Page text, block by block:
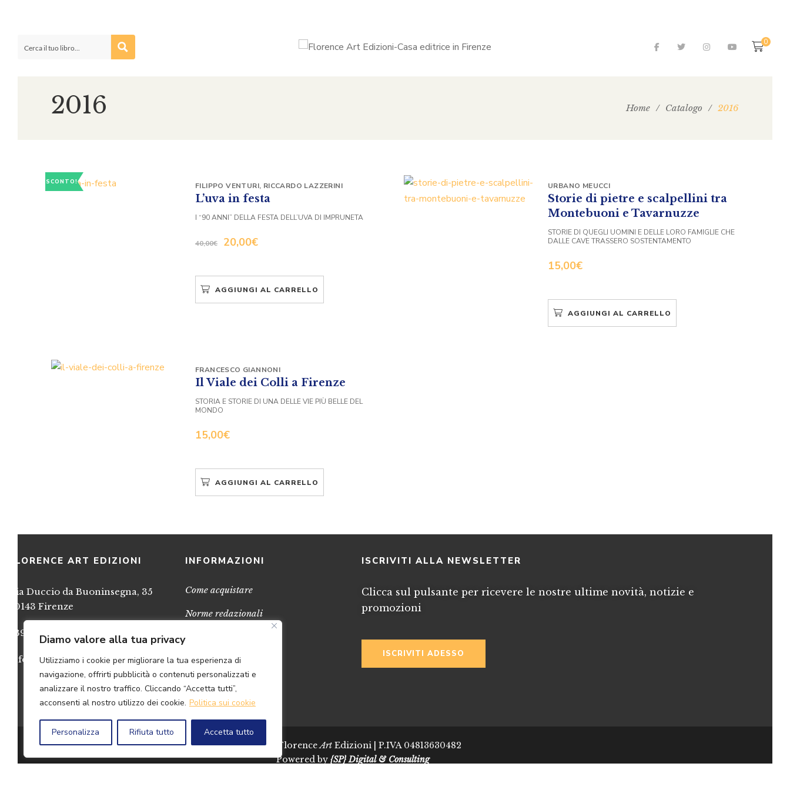
Diamo valore alla tua privacy
Utilizziamo i cookie per migliorare la tua esperienza di
navigazione, offrirti pubblicità o contenuti personalizzati e
analizzare il nostro traffico. Cliccando “Accetta tutti”,
acconsenti al nostro utilizzo dei cookie. Politica sui cookie
Personalizza Rifiuta tutto Accetta tutto
0
2016 Home / Catalogo / 2016
SCONTO!
L’uva in festa
40,00€ 20,00€
FILIPPO VENTURI, RICCARDO LAZZERINI
I “90 ANNI” DELLA FESTA DELL’UVA DI IMPRUNETA
AGGIUNGI AL CARRELLO
Storie di pietre e scalpellini tra
Montebuoni e Tavarnuzze
15,00€
URBANO MEUCCI
STORIE DI QUEGLI UOMINI E DELLE LORO FAMIGLIE CHE
DALLE CAVE TRASSERO SOSTENTAMENTO
AGGIUNGI AL CARRELLO
Il Viale dei Colli a Firenze
15,00€
FRANCESCO GIANNONI
STORIA E STORIE DI UNA DELLE VIE PIÙ BELLE DEL
MONDO
AGGIUNGI AL CARRELLO
FLORENCE ART EDIZIONI
Via Duccio da Buoninsegna, 35
50143 Firenze
+39 055 717248
info@FlorenceArtEdizioni.com
INFORMAZIONI
Come acquistare
Norme redazionali
Privacy
Cookies
Credits
ISCRIVITI ALLA NEWSLETTER
Clicca sul pulsante per ricevere le nostre ultime novità, notizie e
promozioni
ISCRIVITI ADESSO
© 2024 FlorenceArt Edizioni | P.IVA 04813630482
Powered by {SP} Digital & Consulting